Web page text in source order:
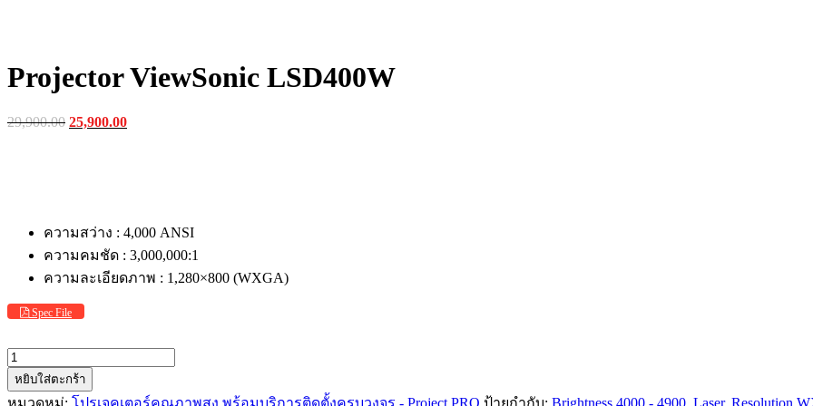
Projector ViewSonic LSD400W
29,900.00 Original
25,900.00Current
ความสว่าง : 4,000 ANSI
ความคมชัด : 3,000,000:1
ความละเอียดภาพ : 1,280×800 (WXGA)
Spec File
จำนวน
Projector
ViewSonic
หยิบใส่ตะกร้า
หมวดหมู่: โปรเจคเตอร์คุณภาพสูง พร้อมบริการติดตั้งครบวงจร - Project PRO ป้ายกำกับ: Brightness 4000 - 4900 Laser, Resolution